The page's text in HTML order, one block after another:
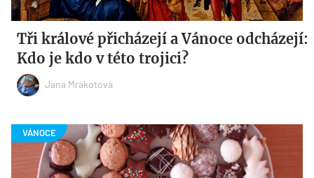
Tři králové přicházejí a Vánoce odcházejí:
Kdo je kdo v této trojici?
Jana Mrákotová